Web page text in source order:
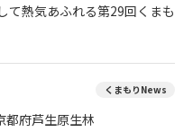
て熱気あふれる第29回くまも
くまもりNews
都府芦生原生林